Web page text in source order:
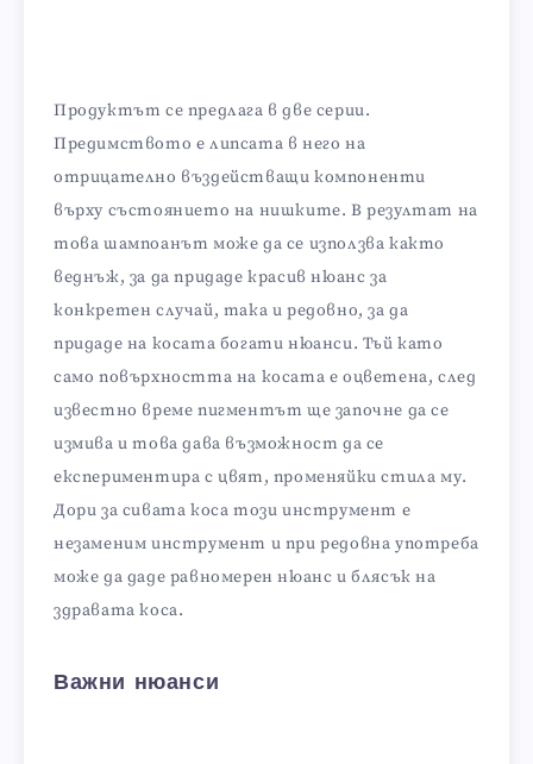
Продуктът се предлага в две серии.
Предимството е липсата в него на
отрицателно въздействащи компоненти
върху състоянието на нишките. В резултат на
това шампоанът може да се използва както
веднъж, за да придаде красив нюанс за
конкретен случай, така и редовно, за да
придаде на косата богати нюанси. Тъй като
само повърхността на косата е оцветена, след
известно време пигментът ще започне да се
измива и това дава възможност да се
експериментира с цвят, променяйки стила му.
Дори за сивата коса този инструмент е
незаменим инструмент и при редовна употреба
може да даде равномерен нюанс и блясък на
здравата коса.
Важни нюанси